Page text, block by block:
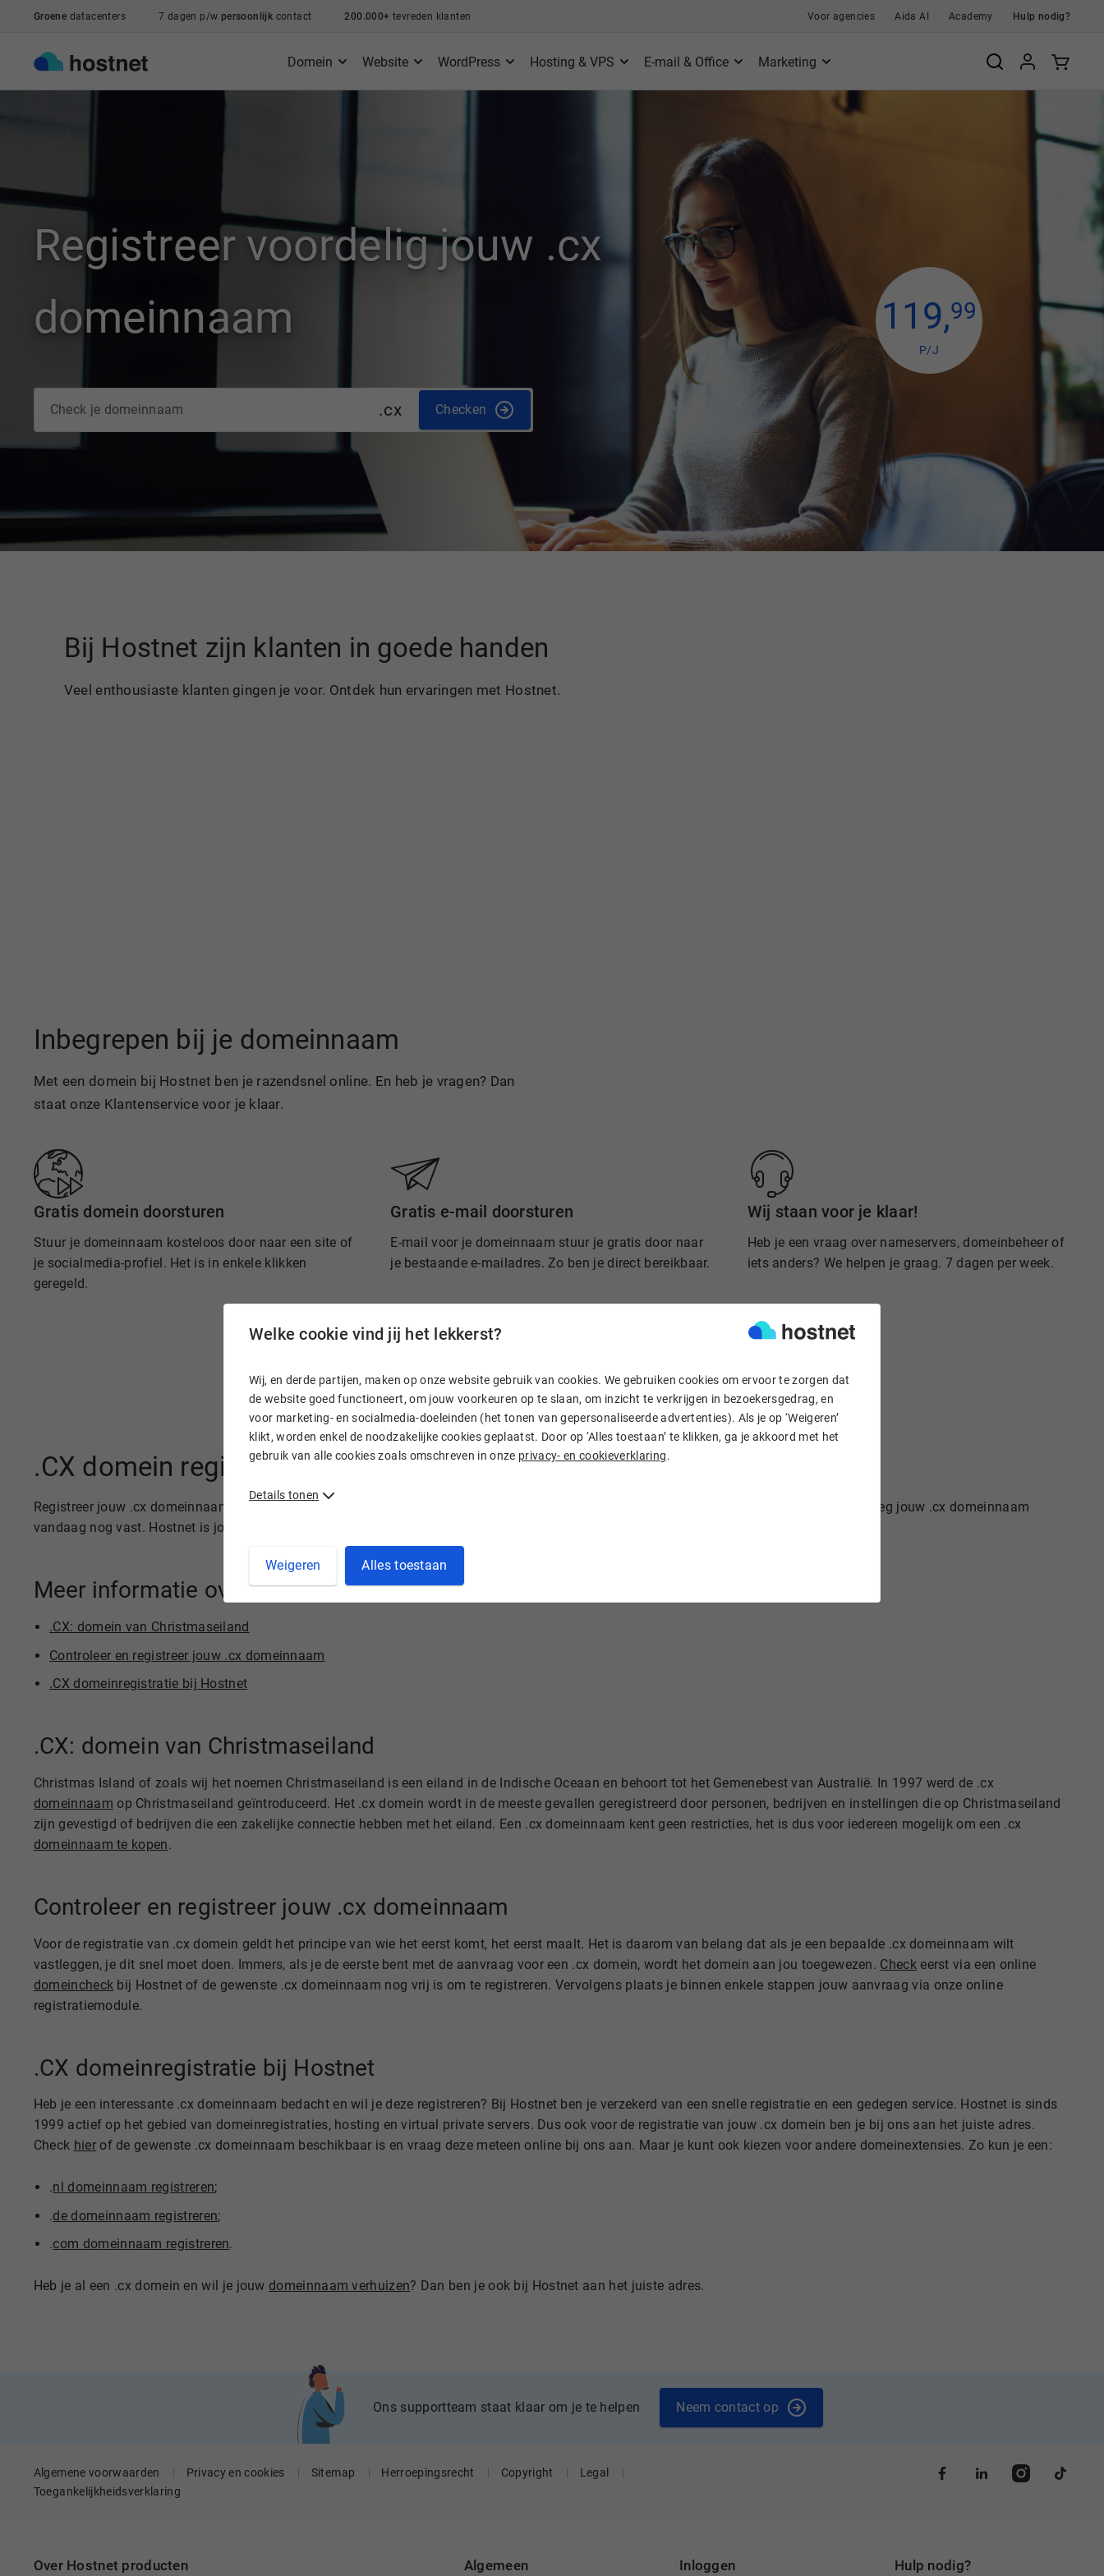
Welke cookie vind jij het lekkerst?
Wij, en derde partijen, maken op onze website gebruik van cookies. We gebruiken cookies om ervoor te zorgen dat
de website goed functioneert, om jouw voorkeuren op te slaan, om inzicht te verkrijgen in bezoekersgedrag, en
voor marketing- en socialmedia-doeleinden (het tonen van gepersonaliseerde advertenties). Als je op ‘Weigeren’
klikt, worden enkel de noodzakelijke cookies geplaatst. Door op ‘Alles toestaan’ te klikken, ga je akkoord met het
gebruik van alle cookies zoals omschreven in onze privacy- en cookieverklaring.
Details tonen
Weigeren Alles toestaan
Ga naar de hoofdinhoud
Groene datacenters 7 dagen p/w persoonlijk contact 200.000+ tevreden klanten Voor agencies Aida AI Academy Hulp nodig?
Domein Website WordPress Hosting & VPS E-mail & Office Marketing
Registreer voordelig jouw .cx
domeinnaam
.cx Checken
119,99
P/J
Bij Hostnet zijn klanten in goede handen
Veel enthousiaste klanten gingen je voor. Ontdek hun ervaringen met Hostnet.
Inbegrepen bij je domeinnaam
Met een domein bij Hostnet ben je razendsnel online. En heb je vragen? Dan
staat onze Klantenservice voor je klaar.
Gratis domein doorsturen
Stuur je domeinnaam kosteloos door naar een site of
je socialmedia-profiel. Het is in enkele klikken
geregeld.
Gratis e-mail doorsturen
E-mail voor je domeinnaam stuur je gratis door naar
je bestaande e-mailadres. Zo ben je direct bereikbaar.
Wij staan voor je klaar!
Heb je een vraag over nameservers, domeinbeheer of
iets anders? We helpen je graag. 7 dagen per week.
.CX domein registreren bij Hostnet
Registreer jouw .cx domeinnaam uit Christmaseiland snel en voordelig bij Hostnet. Controleer of het gewenste .cx domein beschikbaar is en leg jouw .cx domeinnaam
vandaag nog vast. Hostnet is jouw partner voor voordelige
Meer informatie over .cx domeinnamen
.CX: domein van Christmaseiland
Controleer en registreer jouw .cx domeinnaam
.CX domeinregistratie bij Hostnet
.CX: domein van Christmaseiland
Christmas Island of zoals wij het noemen Christmaseiland is een eiland in de Indische Oceaan en behoort tot het Gemenebest van Australië. In 1997 werd de .cx
domeinnaam op Christmaseiland geïntroduceerd. Het .cx domein wordt in de meeste gevallen geregistreerd door personen, bedrijven en instellingen die op Christmaseiland
zijn gevestigd of bedrijven die een zakelijke connectie hebben met het eiland. Een .cx domeinnaam kent geen restricties, het is dus voor iedereen mogelijk om een .cx
domeinnaam te kopen.
Controleer en registreer jouw .cx domeinnaam
Voor de registratie van .cx domein geldt het principe van wie het eerst komt, het eerst maalt. Het is daarom van belang dat als je een bepaalde .cx domeinnaam wilt
vastleggen, je dit snel moet doen. Immers, als je de eerste bent met de aanvraag voor een .cx domein, wordt het domein aan jou toegewezen. Checkeerst via een online
domeincheck bij Hostnet of de gewenste .cx domeinnaam nog vrij is om te registreren. Vervolgens plaats je binnen enkele stappen jouw aanvraag via onze online
registratiemodule.
.CX domeinregistratie bij Hostnet
Heb je een interessante .cx domeinnaam bedacht en wil je deze registreren? Bij Hostnet ben je verzekerd van een snelle registratie en een gedegen service. Hostnet is sinds
1999 actief op het gebied van domeinregistraties, hosting en virtual private servers. Dus ook voor de registratie van jouw .cx domein ben je bij ons aan het juiste adres.
Check hierof de gewenste .cx domeinnaam beschikbaar is en vraag deze meteen online bij ons aan. Maar je kunt ook kiezen voor andere domeinextensies. Zo kun je een:
.nl domeinnaam registreren;
.de domeinnaam registreren;
.com domeinnaam registreren.
Heb je al een .cx domein en wil je jouw domeinnaam verhuizen? Dan ben je ook bij Hostnet aan het juiste adres.
Ons supportteam staat klaar om je te helpen Neem contact op
Algemene voorwaarden Privacy en cookies Sitemap Herroepingsrecht Copyright
Legal
Toegankelijkheidsverklaring
Over Hostnet producten Algemeen Inloggen Hulp nodig?